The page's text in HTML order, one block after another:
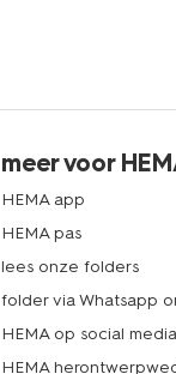
meer voor
HEMA app
HEMA pas
lees onze folders
folder via Whatsapp
HEMA op social media
HEMA